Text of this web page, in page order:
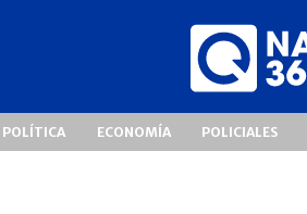
POLÍTICA ECONOMÍA POLICIALES